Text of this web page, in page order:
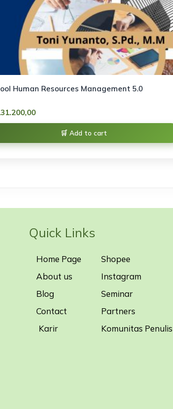
Human Resources Management 5.0
Add to cart
Quick Links
Home Page
About us
Blog
Contact
Karir
Shopee
Instagram
Seminar
Partners
Komunitas Penulis